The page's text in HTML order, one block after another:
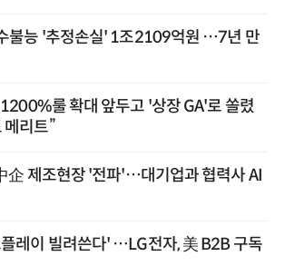
불능 '추정손실' 1조2109억원 …7년 만
룰 확대 앞두고 '상장 GA'로 쏠렸
리트”
企 제조현장 '전파'…대기업과 협력사 AI
레이 빌려쓴다' …LG전자, 美 B2B 구독